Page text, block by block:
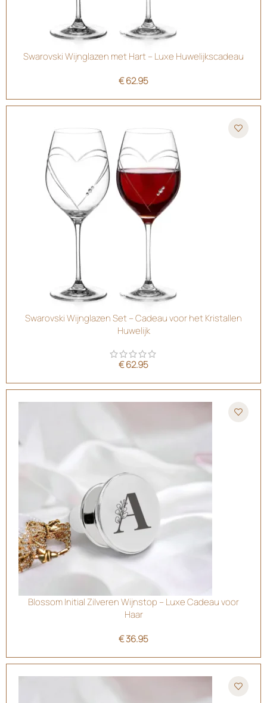
Swarovski Wijnglazen met Hart – Luxe Huwelijkscadeau
€62.95
Swarovski Wijnglazen Set – Cadeau voor het Kristallen
Huwelijk
€62.95
Blossom Initial Zilveren Wijnstop – Luxe Cadeau voor
Haar
€36.95